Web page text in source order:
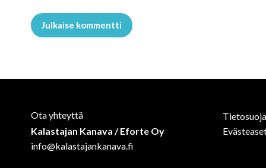
Julkaise kommentti
Ota yhteyttä
Kalastajan Kanava / Eforte Oy
info@kalastajankanava.fi